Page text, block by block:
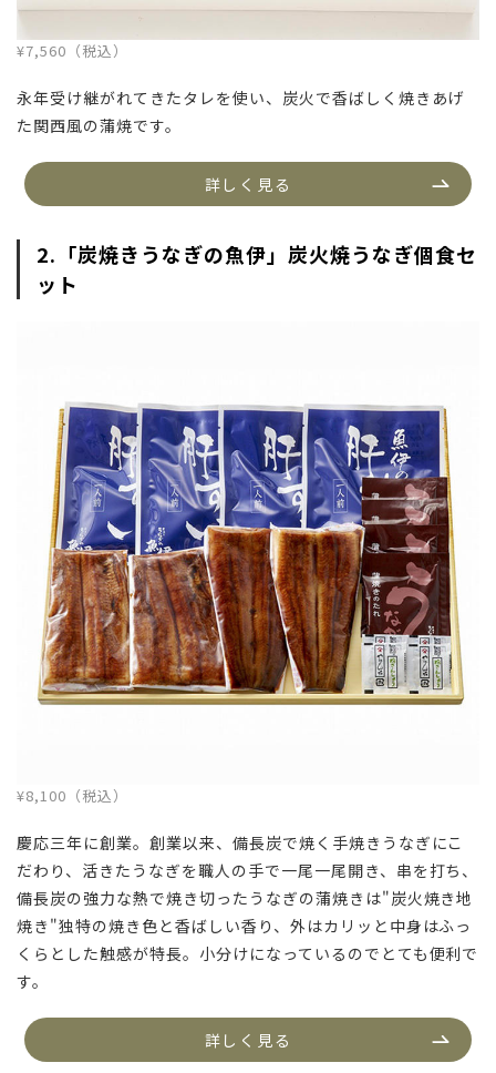
¥7,560（税込）
永年受け継がれてきたタレを使い、炭火で香ばしく焼きあげ
た関西風の蒲焼です。
詳しく見る
2.「炭焼きうなぎの魚伊」炭火焼うなぎ個食セ
ット
¥8,100（税込）
慶応三年に創業。創業以来、備長炭で焼く手焼きうなぎにこ
だわり、活きたうなぎを職人の手で一尾一尾開き、串を打ち、
備長炭の強力な熱で焼き切ったうなぎの蒲焼きは"炭火焼き地
焼き"独特の焼き色と香ばしい香り、外はカリッと中身はふっ
くらとした触感が特長。小分けになっているのでとても便利で
す。
詳しく見る